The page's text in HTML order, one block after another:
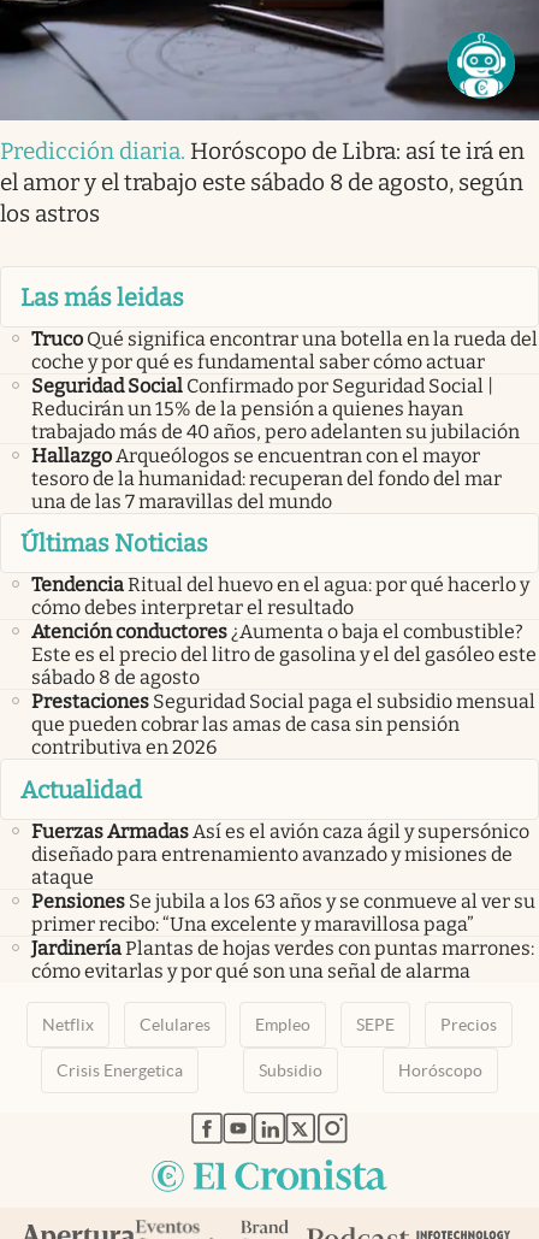
Predicción diaria. Horóscopo de Libra: así te irá en
el amor y el trabajo este sábado 8 de agosto, según
los astros
Las más leidas
Truco Qué significa encontrar una botella en la rueda del
coche y por qué es fundamental saber cómo actuar
Seguridad Social Confirmado por Seguridad Social |
Reducirán un 15% de la pensión a quienes hayan
trabajado más de 40 años, pero adelanten su jubilación
HallazgoArqueólogos se encuentran con el mayor
tesoro de la humanidad: recuperan del fondo del mar
una de las 7 maravillas del mundo
Últimas Noticias
TendenciaRitual del huevo en el agua: por qué hacerlo y
cómo debes interpretar el resultado
Atención conductores¿Aumenta o baja el combustible?
Este es el precio del litro de gasolina y el del gasóleo este
sábado 8 de agosto
Prestaciones Seguridad Social paga el subsidio mensual
que pueden cobrar las amas de casa sin pensión
contributiva en 2026
Actualidad
Fuerzas ArmadasAsí es el avión caza ágil y supersónico
diseñado para entrenamiento avanzado y misiones de
ataque
Pensiones Se jubila a los 63 años y se conmueve al ver su
primer recibo: “Una excelente y maravillosa paga”
JardineríaPlantas de hojas verdes con puntas marrones:
cómo evitarlas y por qué son una señal de alarma
Netflix Celulares Empleo SEPE Precios
Crisis Energetica Subsidio Horóscopo
abre en nueva pestaña
abre en nueva pestaña
abre en nueva pestaña
abre en nueva pestaña
abre en nueva pestaña